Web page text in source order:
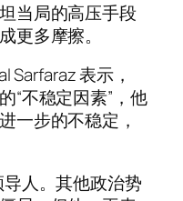
当局的高压手段
更多摩擦。
Sarfaraz 表示，
“不稳定因素”，他
一步的不稳定，
人。其他政治势